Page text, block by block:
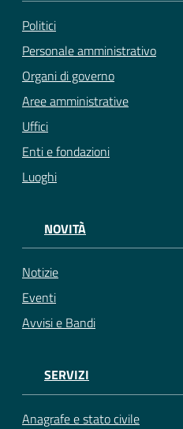
Politici
Personale amministrativo
Organi di governo
Aree amministrative
Uffici
Enti e fondazioni
Luoghi
NOVITÀ
Notizie
Eventi
Avvisi e Bandi
SERVIZI
Anagrafe e stato civile